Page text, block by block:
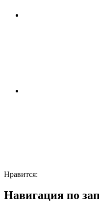
Нравится:
Навигация по